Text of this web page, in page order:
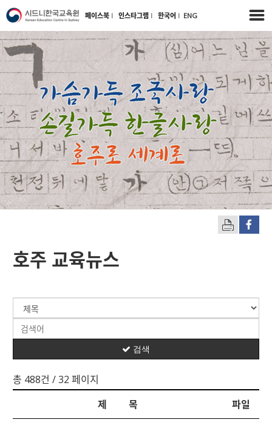
페이스북 l 인스타그램 l 한국어 l ENG
호주 교육뉴스
총 488건 / 32 페이지
검색
제 목 파일